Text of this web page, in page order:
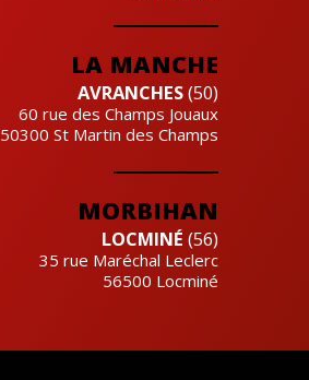
LA MANCHE
AVRANCHES(50)
60 rue des Champs Jouaux
50300 St Martin des Champs
MORBIHAN
LOCMINÉ (56)
35 rue Maréchal Leclerc
56500 Locminé